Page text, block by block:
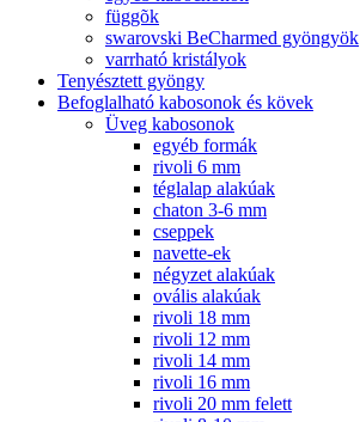
függõk
swarovski BeCharmed gyöngyök
varrható kristályok
Tenyésztett gyöngy
Befoglalható kabosonok és kövek
Üveg kabosonok
egyéb formák
rivoli 6 mm
téglalap alakúak
chaton 3-6 mm
cseppek
navette-ek
négyzet alakúak
ovális alakúak
rivoli 18 mm
rivoli 12 mm
rivoli 14 mm
rivoli 16 mm
rivoli 20 mm felett